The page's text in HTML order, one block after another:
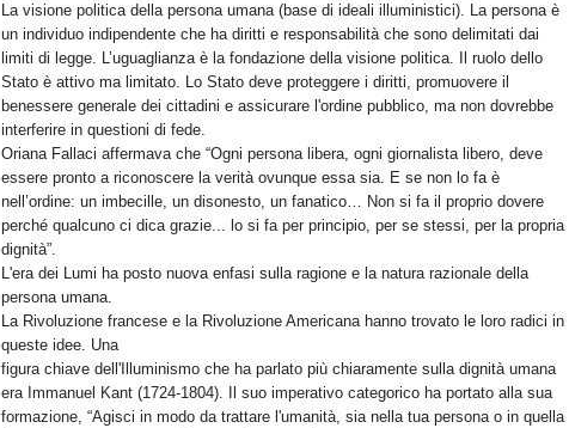
La visione politica della persona umana (base di ideali illuministici). La persona è
un individuo indipendente che ha diritti e responsabilità che sono delimitati dai
limiti di legge. L’uguaglianza è la fondazione della visione politica. Il ruolo dello
Stato è attivo ma limitato. Lo Stato deve proteggere i diritti, promuovere il
benessere generale dei cittadini e assicurare l'ordine pubblico, ma non dovrebbe
interferire in questioni di fede.
Oriana Fallaci affermava che “Ogni persona libera, ogni giornalista libero, deve
essere pronto a riconoscere la verità ovunque essa sia. E se non lo fa è
nell’ordine: un imbecille, un disonesto, un fanatico… Non si fa il proprio dovere
perché qualcuno ci dica grazie... lo si fa per principio, per se stessi, per la propria
dignità”.
L'era dei Lumi ha posto nuova enfasi sulla ragione e la natura razionale della
persona umana.
La Rivoluzione francese e la Rivoluzione Americana hanno trovato le loro radici in
queste idee. Una
figura chiave dell'Illuminismo che ha parlato più chiaramente sulla dignità umana
era Immanuel Kant (1724-1804). Il suo imperativo categorico ha portato alla sua
formazione, “Agisci in modo da trattare l'umanità, sia nella tua persona o in quella